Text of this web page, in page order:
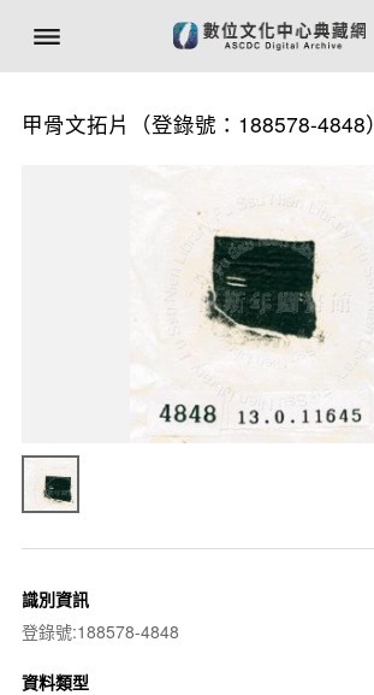
甲骨文拓片（登錄號：188578-4848）
識別資訊
登錄號:188578-4848
資料類型